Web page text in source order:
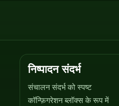
निष्पादन संदर्भ
संचालन संदर्भ को स्पष्ट
कॉन्फ़िगरेशन ब्लॉक्स के रूप में